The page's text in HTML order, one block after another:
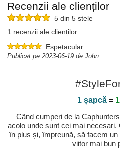
Recenzii ale clienților
5 din 5 stele
1 recenzii ale clienților
Espetacular
Publicat pe 2023-06-19 de John
1 șapcă=
Când cumperi de la
acolo unde sunt cei mai
în plus și, împreună, să facem
viitor mai bun